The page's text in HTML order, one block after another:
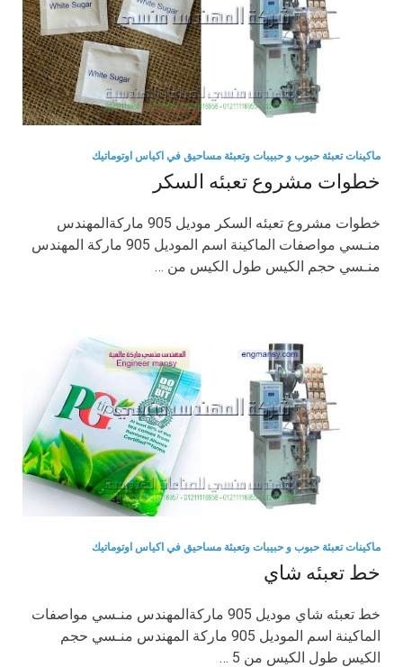
ماكينات تعبئة حبوب و حبيبات وتعبئة مساحيق في اكياس اوتوماتيك
خطوات مشروع تعبئه السكر
خطوات مشروع تعبئه السكر موديل 905 ماركةالمهندس
منـسي مواصفات الماكينة اسم الموديل 905 ماركة المهندس
منـسي حجم الكيس طول الكيس من …
ماكينات تعبئة حبوب و حبيبات وتعبئة مساحيق في اكياس اوتوماتيك
خط تعبئه شاي
خط تعبئه شاي موديل 905 ماركةالمهندس منـسي مواصفات
الماكينة اسم الموديل 905 ماركة المهندس منـسي حجم
الكيس طول الكيس من 5 …